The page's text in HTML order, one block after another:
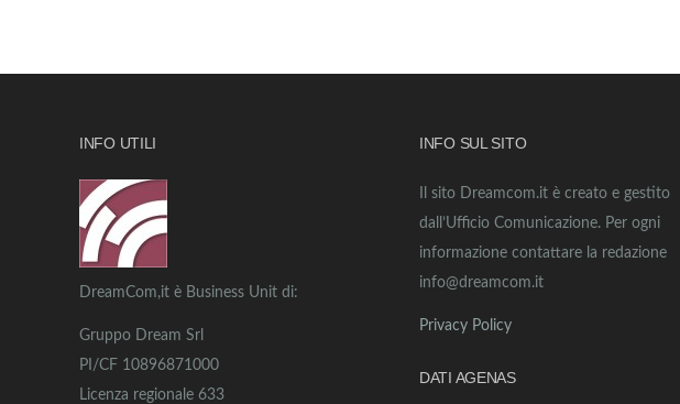
INFO UTILI
DreamCom,it è Business Unit di:
Gruppo Dream Srl
PI/CF 10896871000
Licenza regionale 633
INFO SUL SITO
Il sito Dreamcom.it è creato e gestito
dall’Ufficio Comunicazione. Per ogni
informazione contattare la redazione
info@dreamcom.it
Privacy Policy
DATI AGENAS